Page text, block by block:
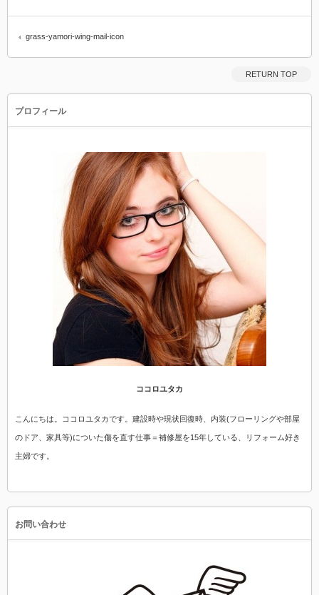
grass-yamori-wing-mail-icon
RETURN TOP
プロフィール
ココロユタカ
こんにちは。ココロユタカです。建設時や現状回復時、内装(フローリングや部屋
のドア、家具等)についた傷を直す仕事＝補修屋を15年している、リフォーム好き
主婦です。
お問い合わせ